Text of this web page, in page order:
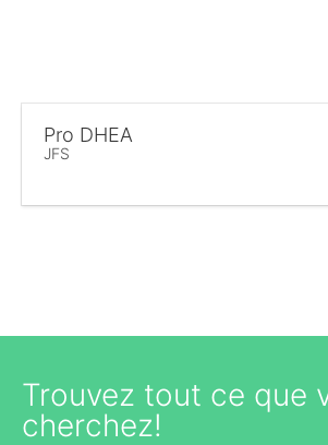
Pro DHEA
JFS
Trouvez tout ce que
cherchez!